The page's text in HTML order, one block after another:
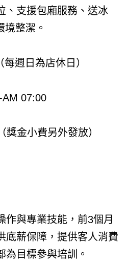
、支援包廂服務、送冰
整潔。
週日為店休日）
AM 07:00
獎金小費另外發放）
作與專業技能，前3個月
底薪保障，提供客人消費
為目標參與培訓。